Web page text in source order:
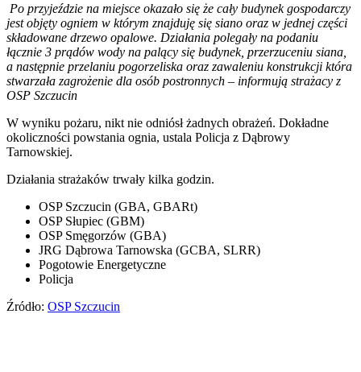
Po przyjeździe na miejsce okazało się że cały budynek gospodarczy
jest objęty ogniem w którym znajduję się siano oraz w jednej części
składowane drzewo opalowe. Działania polegały na podaniu
łącznie 3 prądów wody na palący się budynek, przerzuceniu siana,
a następnie przelaniu pogorzeliska oraz zawaleniu konstrukcji która
stwarzała zagrożenie dla osób postronnych – informują strażacy z
OSP Szczucin
W wyniku pożaru, nikt nie odniósł żadnych obrażeń. Dokładne
okoliczności powstania ognia, ustala Policja z Dąbrowy
Tarnowskiej.
Działania strażaków trwały kilka godzin.
OSP Szczucin (GBA, GBARt)
OSP Słupiec (GBM)
OSP Smęgorzów (GBA)
JRG Dąbrowa Tarnowska (GCBA, SLRR)
Pogotowie Energetyczne
Policja
Źródło: OSP Szczucin